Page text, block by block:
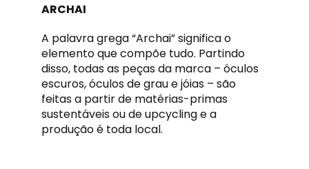
ARCHAI
A palavra grega “Archai” significa o
elemento que compõe tudo. Partindo
disso, todas as peças da marca – óculos
escuros, óculos de grau e jóias – são
feitas a partir de matérias-primas
sustentáveis ou de upcycling e a
produção é toda local.